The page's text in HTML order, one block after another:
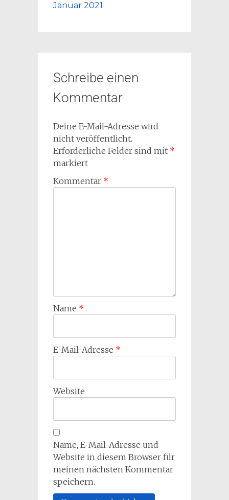
Januar 2021
Schreibe einen
Kommentar
Deine E-Mail-Adresse wird
nicht veröffentlicht.
Erforderliche Felder sind mit *
markiert
Kommentar *
Name *
E-Mail-Adresse *
Website
Name, E-Mail-Adresse und
Website in diesem Browser für
meinen nächsten Kommentar
speichern.